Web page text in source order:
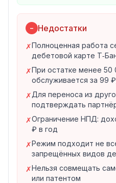
номеру карты или по
самозанятых в Т‑Банке —
3. Создание чеков и
Чек формируется в
или в «Мой налог».
Уведомление о доходе
автоматически в момент
Налогом облагаются
которые вы сами
доход — перевод от
4. Автоматический расчёт
приложении
ФНС сама считает налог и
его можно в приложении
− Недостатки
✗Полноценная работа
дебетовой карте
✗При остатке менее 50
обслуживается за 99
✗Для переноса из
подтверждать
✗Ограничение НПД:
₽ в год
✗Режим подходит не
запрещённых видов
✗Нельзя совмещать
или патентом